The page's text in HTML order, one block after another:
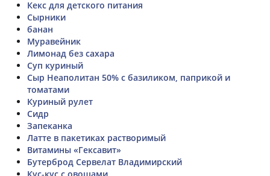
Кекс для детского питания
Сырники
банан
Муравейник
Лимонад без сахара
Суп куриный
Сыр Неаполитан 50% с базиликом, паприкой и
томатами
Куриный рулет
Сидр
Запеканка
Латте в пакетиках растворимый
Витамины «Гексавит»
Бутерброд Сервелат Владимирский